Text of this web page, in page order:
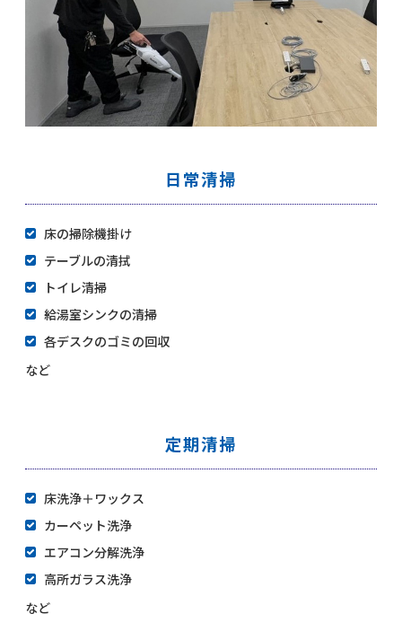
日常清掃
床の掃除機掛け
テーブルの清拭
トイレ清掃
給湯室シンクの清掃
各デスクのゴミの回収
など
定期清掃
床洗浄＋ワックス
カーペット洗浄
エアコン分解洗浄
高所ガラス洗浄
など